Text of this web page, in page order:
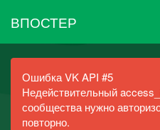
ВПОСТЕР
Ошибка VK API #5
Недействительный
сообщества нужно
повторно.